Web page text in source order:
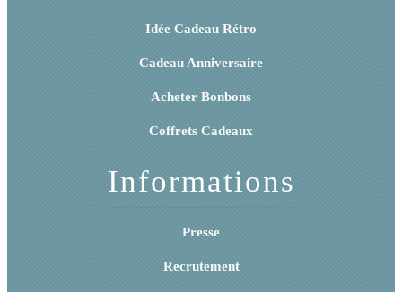
Idée Cadeau Rétro
Cadeau Anniversaire
Acheter Bonbons
Coffrets Cadeaux
Informations
Presse
Recrutement